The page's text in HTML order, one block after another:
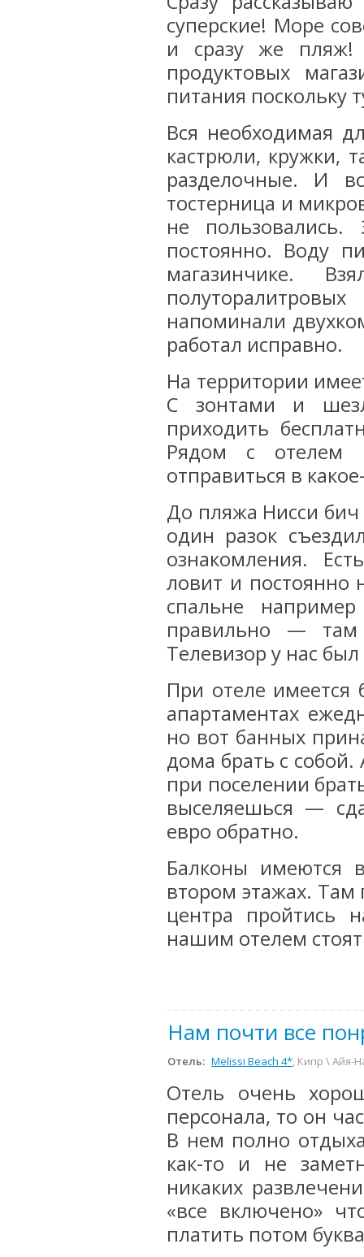
суперские! Море
и сразу же пляж!
продуктовых
питания поскольку
Вся необходимая
кастрюли, кружки,
разделочные. И
тостерница и
не
постоянно. Воду
магазинчике.
напоминали
работал исправно.
На территории
С зонтами и
приходить
Рядом с отелем
отправиться в
До пляжа Нисси
один разок
ознакомления.
ловит и постоянно
спальне
правильно —
Телевизор у нас
При отеле
апартаментах
но вот банных
дома брать с
при поселении
выселяешься —
евро обратно.
Балконы имеются
втором этажах. Там
центра пройтись
нашим отелем
Нам почти все
Отель: Melissi Beach 4*, Кипр \ Айя-
Отель очень
персонала, то он
В нем полно
как-то и не
никаких
«все включено»
платить потом